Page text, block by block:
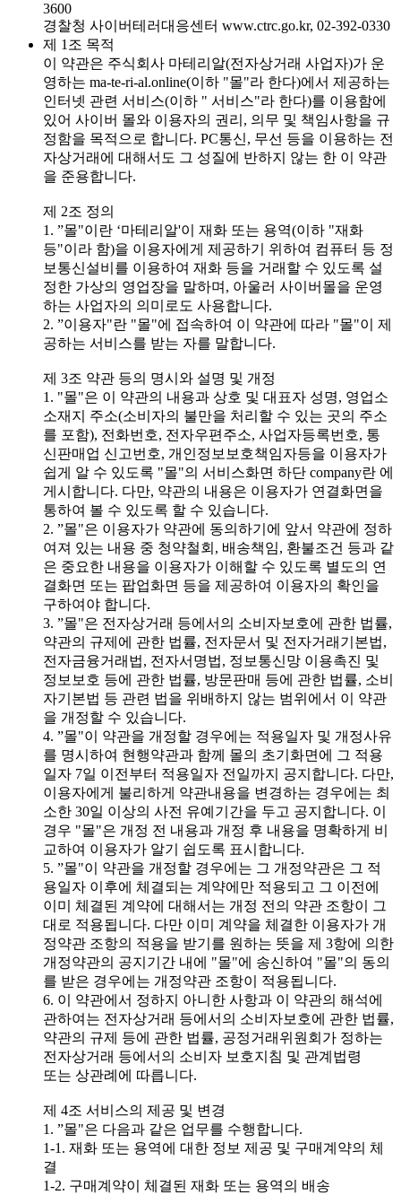
3600
경찰청 사이버테러대응센터 www.ctrc.go.kr, 02-392-0330
제 1조 목적
이 약관은 주식회사 마테리알(전자상거래 사업자)가 운
영하는 ma-te-ri-al.online(이하 "몰"라 한다)에서 제공하는
인터넷 관련 서비스(이하 " 서비스"라 한다)를 이용함에
있어 사이버 몰와 이용자의 권리, 의무 및 책임사항을 규
정함을 목적으로 합니다. PC통신, 무선 등을 이용하는 전
자상거래에 대해서도 그 성질에 반하지 않는 한 이 약관
을 준용합니다.
제 2조 정의
1. ”몰"이란 ‘마테리알'이 재화 또는 용역(이하 "재화
등"이라 함)을 이용자에게 제공하기 위하여 컴퓨터 등 정
보통신설비를 이용하여 재화 등을 거래할 수 있도록 설
정한 가상의 영업장을 말하며, 아울러 사이버몰을 운영
하는 사업자의 의미로도 사용합니다.
2. ”이용자"란 "몰"에 접속하여 이 약관에 따라 "몰"이 제
공하는 서비스를 받는 자를 말합니다.
제 3조 약관 등의 명시와 설명 및 개정
1. "몰"은 이 약관의 내용과 상호 및 대표자 성명, 영업소
소재지 주소(소비자의 불만을 처리할 수 있는 곳의 주소
를 포함), 전화번호, 전자우편주소, 사업자등록번호, 통
신판매업 신고번호, 개인정보보호책임자등을 이용자가
쉽게 알 수 있도록 "몰"의 서비스화면 하단 company란 에
게시합니다. 다만, 약관의 내용은 이용자가 연결화면을
통하여 볼 수 있도록 할 수 있습니다.
2. ”몰"은 이용자가 약관에 동의하기에 앞서 약관에 정하
여져 있는 내용 중 청약철회, 배송책임, 환불조건 등과 같
은 중요한 내용을 이용자가 이해할 수 있도록 별도의 연
결화면 또는 팝업화면 등을 제공하여 이용자의 확인을
구하여야 합니다.
3. ”몰"은 전자상거래 등에서의 소비자보호에 관한 법률,
약관의 규제에 관한 법률, 전자문서 및 전자거래기본법,
전자금융거래법, 전자서명법, 정보통신망 이용촉진 및
정보보호 등에 관한 법률, 방문판매 등에 관한 법률, 소비
자기본법 등 관련 법을 위배하지 않는 범위에서 이 약관
을 개정할 수 있습니다.
4. ”몰"이 약관을 개정할 경우에는 적용일자 및 개정사유
를 명시하여 현행약관과 함께 몰의 초기화면에 그 적용
일자 7일 이전부터 적용일자 전일까지 공지합니다. 다만,
이용자에게 불리하게 약관내용을 변경하는 경우에는 최
소한 30일 이상의 사전 유예기간을 두고 공지합니다. 이
경우 "몰"은 개정 전 내용과 개정 후 내용을 명확하게 비
교하여 이용자가 알기 쉽도록 표시합니다.
5. ”몰"이 약관을 개정할 경우에는 그 개정약관은 그 적
용일자 이후에 체결되는 계약에만 적용되고 그 이전에
이미 체결된 계약에 대해서는 개정 전의 약관 조항이 그
대로 적용됩니다. 다만 이미 계약을 체결한 이용자가 개
정약관 조항의 적용을 받기를 원하는 뜻을 제 3항에 의한
개정약관의 공지기간 내에 "몰"에 송신하여 "몰"의 동의
를 받은 경우에는 개정약관 조항이 적용됩니다.
6. 이 약관에서 정하지 아니한 사항과 이 약관의 해석에
관하여는 전자상거래 등에서의 소비자보호에 관한 법률,
약관의 규제 등에 관한 법률, 공정거래위원회가 정하는
전자상거래 등에서의 소비자 보호지침 및 관계법령
또는 상관례에 따릅니다.
제 4조 서비스의 제공 및 변경
1. ”몰"은 다음과 같은 업무를 수행합니다.
1-1. 재화 또는 용역에 대한 정보 제공 및 구매계약의 체
결
1-2. 구매계약이 체결된 재화 또는 용역의 배송